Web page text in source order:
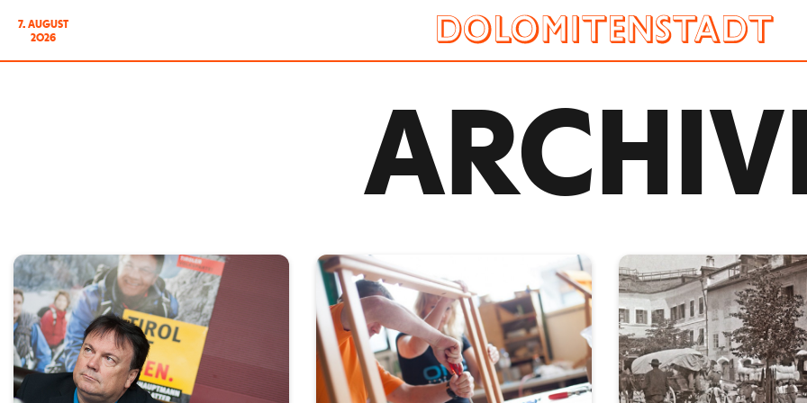
7. AUGUST
2026